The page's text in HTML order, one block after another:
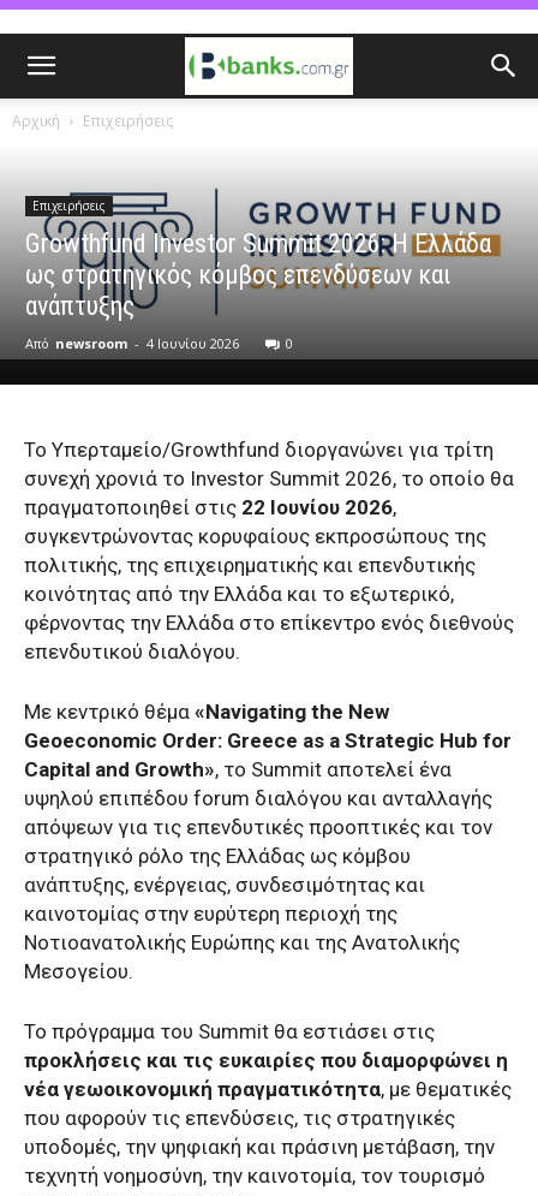
Αρχική Επιχειρήσεις
Επιχειρήσεις
Growthfund Investor Summit 2026: Η Ελλάδα
ως στρατηγικός κόμβος επενδύσεων και
ανάπτυξης
Από newsroom - 4 Ιουνίου 2026 0
Το Υπερταμείο/Growthfund διοργανώνει για τρίτη
συνεχή χρονιά το Investor Summit 2026, το οποίο θα
πραγματοποιηθεί στις 22 Ιουνίου 2026,
συγκεντρώνοντας κορυφαίους εκπροσώπους της
πολιτικής, της επιχειρηματικής και επενδυτικής
κοινότητας από την Ελλάδα και το εξωτερικό,
φέρνοντας την Ελλάδα στο επίκεντρο ενός διεθνούς
επενδυτικού διαλόγου.
Με κεντρικό θέμα «Navigating the New
Geoeconomic Order: Greece as a Strategic Hub for
Capital and Growth», το Summit αποτελεί ένα
υψηλού επιπέδου forum διαλόγου και ανταλλαγής
απόψεων για τις επενδυτικές προοπτικές και τον
στρατηγικό ρόλο της Ελλάδας ως κόμβου
ανάπτυξης, ενέργειας, συνδεσιμότητας και
καινοτομίας στην ευρύτερη περιοχή της
Νοτιοανατολικής Ευρώπης και της Ανατολικής
Μεσογείου.
Το πρόγραμμα του Summit θα εστιάσει στις
προκλήσεις και τις ευκαιρίες που διαμορφώνει η
νέα γεωοικονομική πραγματικότητα, με θεματικές
που αφορούν τις επενδύσεις, τις στρατηγικές
υποδομές, την ψηφιακή και πράσινη μετάβαση, την
τεχνητή νοημοσύνη, την καινοτομία, τον τουρισμό